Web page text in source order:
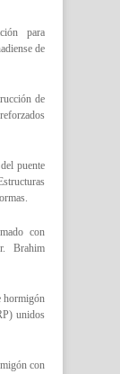
para
de
de
puente
con
Brahim
hormigón
unidos
con